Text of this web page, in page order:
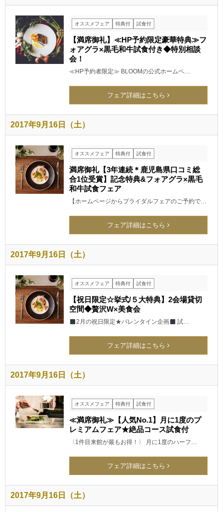
オススメフェア 特典付 試食付
【満席御礼】≪HP予約限定豪華特典≫フ
ォアグラ×黒毛和牛試食付き◆特別相談
会！
≪HP予約者限定≫ BLOOMの公式ホームペ…
フェア詳細はこちら
2017年9月16日（土）
オススメフェア 特典付 試食付
満席御礼【3年連続＊鹿児島県口コミ総
合1位受賞】記念特典&フォアグラ×黒毛
和牛試食フェア
【ホームページからブライダルフェアのご予約で…
フェア詳細はこちら
2017年9月16日（土）
オススメフェア 特典付 試食付
【祝日限定☆挙式/５大特典】2会場貸切
空間◆贅沢W×美食会
2月の祝日限定★バレンタイン企画 試…
フェア詳細はこちら
2017年9月16日（土）
オススメフェア 特典付 試食付
≪満席御礼≫【人気No.1】月に1度のプ
レミアムフェア★絶品コース試食付
〈1件目来館が最もお得！〉 月に1度のハーフ…
フェア詳細はこちら
2017年9月16日（土）